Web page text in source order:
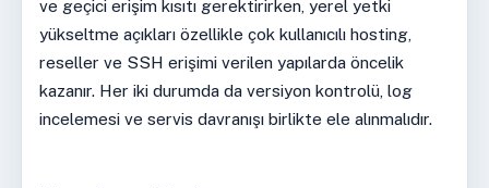
ve geçici erişim kısıtı gerektirirken, yerel yetki
yükseltme açıkları özellikle çok kullanıcılı hosting,
reseller ve SSH erişimi verilen yapılarda öncelik
kazanır. Her iki durumda da versiyon kontrolü, log
incelemesi ve servis davranışı birlikte ele alınmalıdır.